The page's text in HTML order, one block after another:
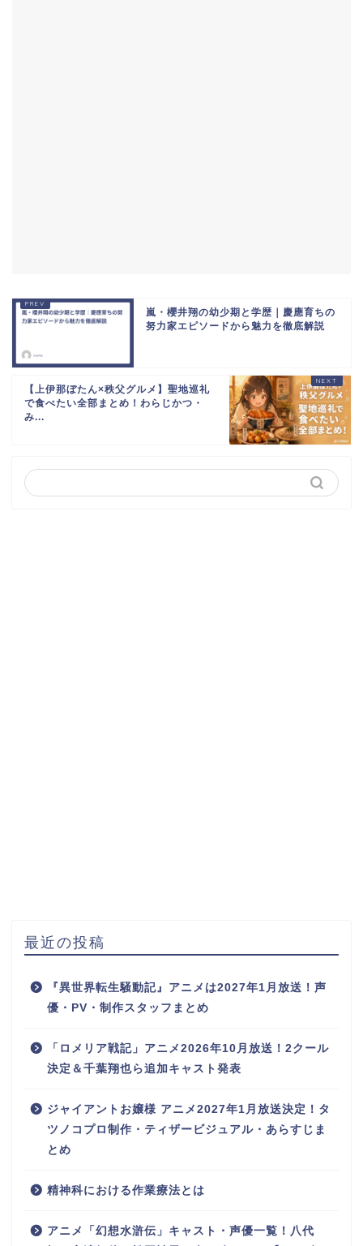
嵐・櫻井翔の幼少期と学歴｜慶應育ちの
努力家エピソードから魅力を徹底解説
【上伊那ぼたん×秩父グルメ】聖地巡礼
で食べたい全部まとめ！わらじかつ・
み...
最近の投稿
『異世界転生騒動記』アニメは2027年1月放送！声
優・PV・制作スタッフまとめ
「ロメリア戦記」アニメ2026年10月放送！2クール
決定＆千葉翔也ら追加キャスト発表
ジャイアントお嬢様 アニメ2027年1月放送決定！タ
ツノコプロ制作・ティザービジュアル・あらすじま
とめ
精神科における作業療法とは
アニメ「幻想水滸伝」キャスト・声優一覧！八代